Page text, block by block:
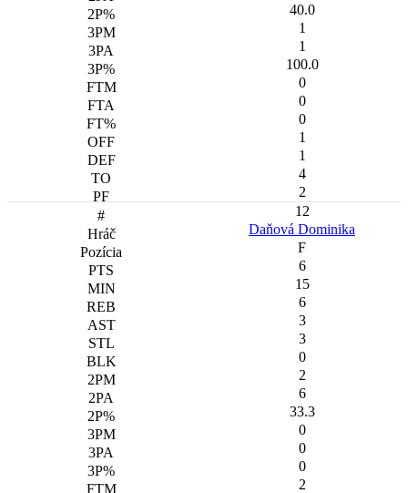
40.0
1
1
100.0
0
0
0
1
1
4
2
12
Daňová Dominika
F
6
15
6
3
3
0
2
6
33.3
0
0
0
2